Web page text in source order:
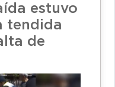
estuvo
tendida
de